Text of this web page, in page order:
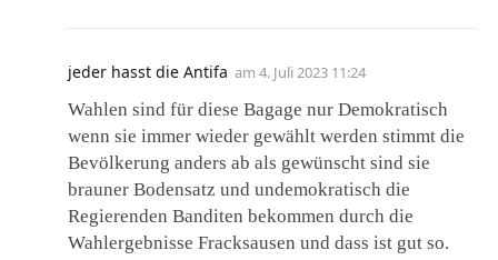
jeder hasst die Antifa am 4. Juli 2023 11:24
Wahlen sind für diese Bagage nur Demokratisch
wenn sie immer wieder gewählt werden stimmt die
Bevölkerung anders ab als gewünscht sind sie
brauner Bodensatz und undemokratisch die
Regierenden Banditen bekommen durch die
Wahlergebnisse Fracksausen und dass ist gut so.